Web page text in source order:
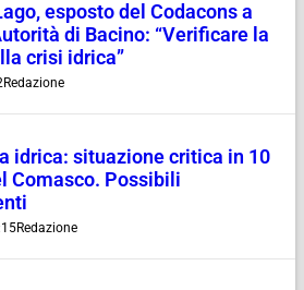
esposto del Codacons a
di Bacino: “Verificare la
crisi idrica”
Redazione
idrica: situazione critica in 10
Comasco. Possibili
Redazione